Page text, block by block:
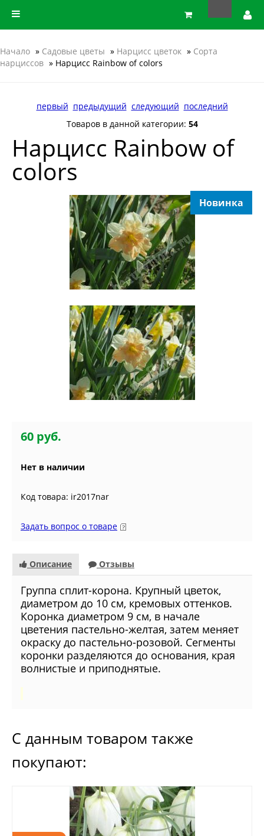
Начало » Садовые цветы » Нарцисс цветок » Сорта
нарциссов » Нарцисс Rainbow of colors
первый предыдущий следующий последний
Товаров в данной категории: 54
Нарцисс Rainbow of
colors
Новинка
60 руб.
Нет в наличии
Код товара: ir2017nar
Задать вопрос о товаре
Описание Отзывы
Группа сплит-корона. Крупный цветок,
диаметром до 10 см, кремовых оттенков.
Коронка диаметром 9 см, в начале
цветения пастельно-желтая, затем меняет
окраску до пастельно-розовой. Сегменты
коронки разделяются до основания, края
волнистые и приподнятые.
С данным товаром также
покупают: